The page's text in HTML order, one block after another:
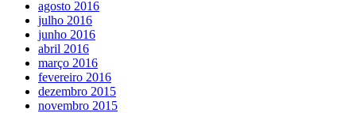
agosto 2016
julho 2016
junho 2016
abril 2016
março 2016
fevereiro 2016
dezembro 2015
novembro 2015